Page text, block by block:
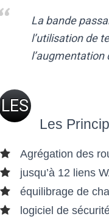
La bande
l’utilisation de
l’augmentation
LES
OIN
S
Les
Agrégation des
jusqu’à 12 liens
équilibrage de
logiciel de